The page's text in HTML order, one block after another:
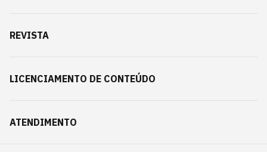
REVISTA
LICENCIAMENTO DE CONTEÚDO
ATENDIMENTO